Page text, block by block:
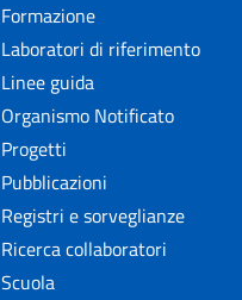
Formazione
Laboratori di riferimento
Linee guida
Organismo Notificato
Progetti
Pubblicazioni
Registri e sorveglianze
Ricerca collaboratori
Scuola